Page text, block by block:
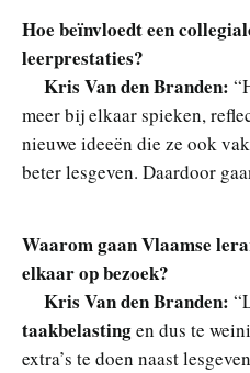
Hoe beïnvloedt een
leerprestaties?
Kris Van den Branden:
meer bij elkaar spieken,
nieuwe ideeën die ze ook
beter lesgeven. Daardoor
Waarom gaan Vlaamse
elkaar op bezoek?
Kris Van den Branden:
taakbelastingen dus te
extra’s te doen naast